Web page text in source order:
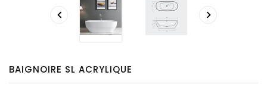
 
BAIGNOIRE SL ACRYLIQUE